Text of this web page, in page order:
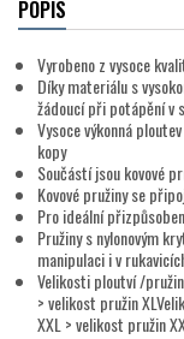
POPIS
Vyrobeno z vysoce
Díky materiálu s
žádoucí při potápění v
Vysoce výkonná
kopy
Součástí jsou kovové
Kovové pružiny se
Pro ideální
Pružiny s nylonovým
manipulaci i v
Velikosti ploutví /
> velikost pružin
XXL > velikost pružin